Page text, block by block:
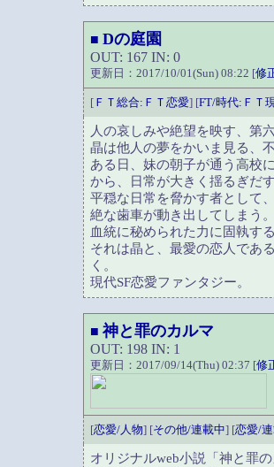
■ Dの庭園
OUT: 167 IN: 0
更新日：2017/10/01(Sun) 08:22 [修
[ＦＴ総合:ＦＴ恋愛] [FT/時代:ＦＴ
人の哀しみや絶望を映す、第
晶は他人の夢をかいま見る、
ある日、妹の朝子が通う高校
から、日常が大きく揺るぎだす
平穏な日常を脅かす者として
絶な歯車が動き出してしまう。
血統に秘められた力に固執す
それは晶と、最愛の恋人であ
く。
現代SF恋愛ファンタジー。
■ 神と罪のカルマ
OUT: 198 IN: 1
更新日：2017/09/14(Thu) 02:37 [修
[恋愛/人物] [その他/連載中] [恋愛/
オリジナルweb小説「神と罪の